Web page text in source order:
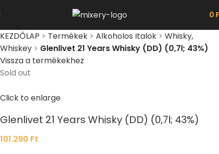
0
KEZDŐLAP > Termékek > Alkoholos Italok > Whisky,
Whiskey > Glenlivet 21 Years Whisky (DD) (0,7l; 43%)
Vissza a termékekhez
Sold out
Click to enlarge
Glenlivet 21 Years Whisky (DD) (0,7l; 43%)
101.290 Ft